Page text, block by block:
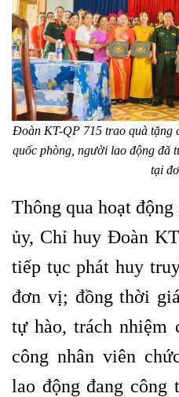
Đoàn KT-QP 715 trao quà tặng
quốc phòng, người lao động đã
tại
Thông qua hoạt
ủy, Chỉ huy Đoàn
tiếp tục phát huy
đơn vị; đồng thời
tự hào, trách nhiệm
công nhân viên
lao động đang công